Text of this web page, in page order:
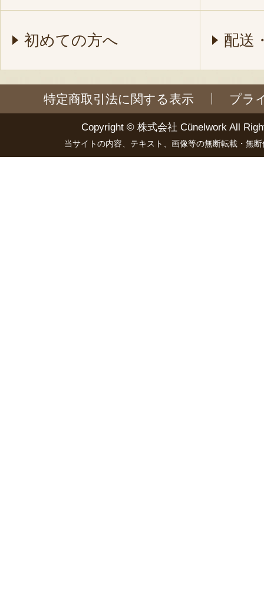
初めての方へ 配送
特定商取引法に関する表示 プラ
Copyright © 株式会社 Cünelwork All
当サイトの内容、テキスト、画像等の無断転載・無